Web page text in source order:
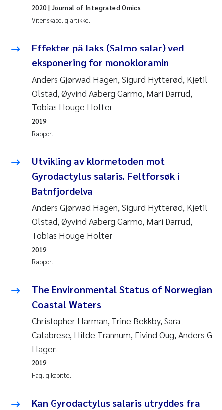
Vitenskapelig artikkel
2020| Journal of Integrated Omics
Effekter på laks (Salmo salar) ved
eksponering for monokloramin
Anders Gjørwad Hagen, Sigurd Hytterød, Kjetil
Olstad, Øyvind Aaberg Garmo, Mari Darrud,
Tobias Houge Holter
Rapport
2019
Utvikling av klormetoden mot
Gyrodactylus salaris. Feltforsøk i
Batnfjordelva
Anders Gjørwad Hagen, Sigurd Hytterød, Kjetil
Olstad, Øyvind Aaberg Garmo, Mari Darrud,
Tobias Houge Holter
Rapport
2019
The Environmental Status of Norwegian
Coastal Waters
Christopher Harman, Trine Bekkby, Sara
Calabrese, Hilde Trannum, Eivind Oug, Anders G
Hagen
Faglig kapittel
2019
Kan Gyrodactylus salaris utryddes fra